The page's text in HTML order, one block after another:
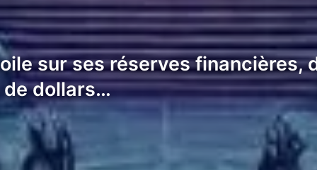
sur ses réserves financières,
de dollars…